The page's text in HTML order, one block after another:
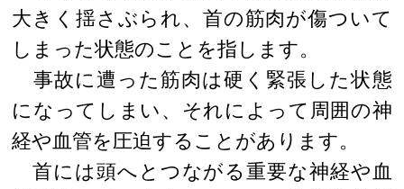
大きく揺さぶられ、首の筋肉が傷ついて
しまった状態のことを指します。
事故に遭った筋肉は硬く緊張した状態
になってしまい、それによって周囲の神
経や血管を圧迫することがあります。
首には頭へとつながる重要な神経や血